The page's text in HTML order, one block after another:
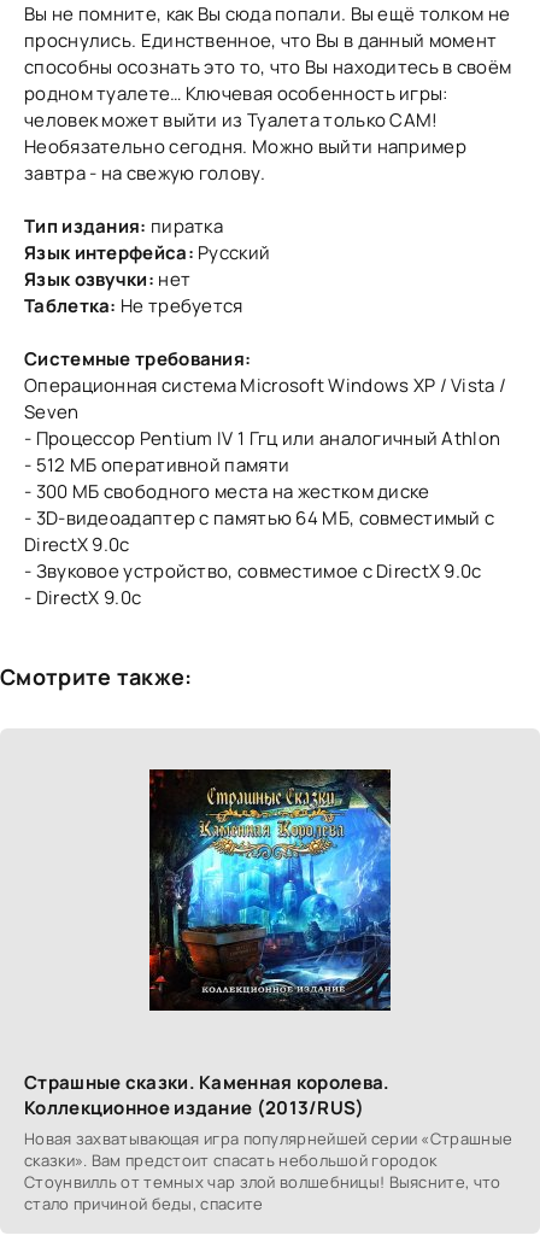
Вы не помните, как Вы сюда попали. Вы ещё толком не
проснулись. Единственное, что Вы в данный момент
способны осознать это то, что Вы находитесь в своём
родном туалете… Ключевая особенность игры:
человек может выйти из Туалета только САМ!
Необязательно сегодня. Можно выйти например
завтра - на свежую голову.
Тип издания: пиратка
Язык интерфейса: Русский
Язык озвучки: нет
Таблетка: Не требуется
Системные требования:
Операционная система Microsoft Windows XP / Vista /
Seven
- Процессор Pentium IV 1 Ггц или аналогичный Athlon
- 512 MБ оперативной памяти
- 300 МБ свободного места на жестком диске
- 3D-видеоадаптер с памятью 64 MБ, совместимый с
DirectX 9.0c
- Звуковое устройство, совместимое с DirectX 9.0с
- DirectX 9.0с
Смотрите также:
Страшные сказки. Каменная королева.
Коллекционное издание (2013/RUS)
Новая захватывающая игра популярнейшей серии «Страшные
сказки». Вам предстоит спасать небольшой городок
Стоунвилль от темных чар злой волшебницы! Выясните, что
стало причиной беды, спасите